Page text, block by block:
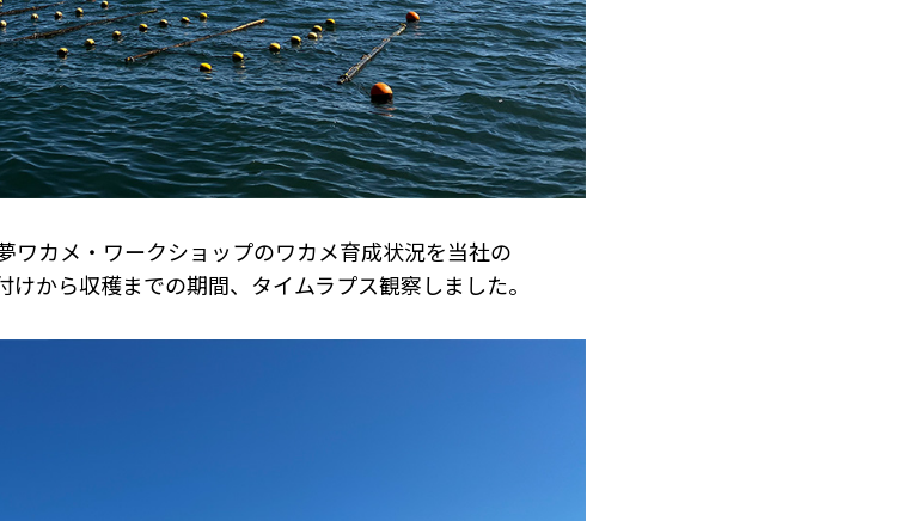
カメ・ワークショップのワカメ育成状況を当社の
けから収穫までの期間、タイムラプス観察しました。